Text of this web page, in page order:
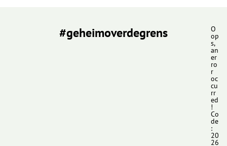
#geheimoverdegrens O
op
s,
an
er
ro
r
oc
cu
rr
ed
!
Co
de
:
20
26